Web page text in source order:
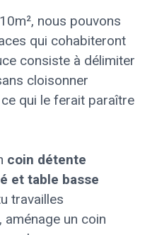
nous pouvons
qui cohabiteront
consiste à délimiter
cloisonner
qui le ferait paraître
coin détente
et table basse
travailles
un coin